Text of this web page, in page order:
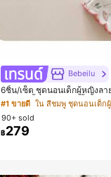
Bebeilu
6ชิ้น/เซ็ต ชุดนอนเด็กผู้หญิงล
ลม แขนสั้น กางเกงขาสั้น ขอบ
#1 ขายดี ใน สีชมพู ชุดนอนเด็ก
90+ sold
฿279